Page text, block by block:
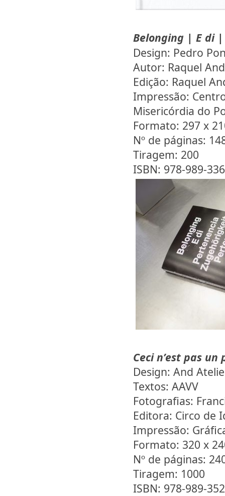
Belonging | E di
Design: Pedro
Autor: Raquel
Edição: Raquel
Impressão:
Misericórdia do
Formato: 297 x
Nº de páginas:
Tiragem: 200
ISBN: 978-989-
Ceci n’est pas
Design: And
Textos: AAVV
Fotografias:
Editora: Circo de
Impressão:
Formato: 320 x
Nº de páginas:
Tiragem: 1000
ISBN: 978-989-